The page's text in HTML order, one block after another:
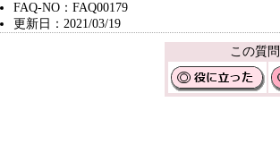
FAQ-NO：FAQ00179
更新日：2021/03/19
この質